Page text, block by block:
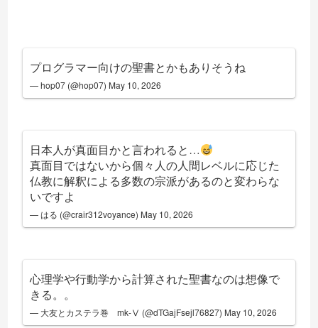
プログラマー向けの聖書とかもありそうね
— hop07 (@hop07) May 10, 2026
日本人が真面目かと言われると…
真面目ではないから個々人の人間レベルに応じた
仏教に解釈による多数の宗派があるのと変わらな
いですよ
— はる (@crair312voyance) May 10, 2026
心理学や行動学から計算された聖書なのは想像で
きる。。
— 大友とカステラ巻 mk-Ⅴ (@dTGajFsejl76827) May 10, 2026